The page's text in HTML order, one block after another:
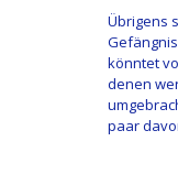
Übrigens
könntet
denen
paar